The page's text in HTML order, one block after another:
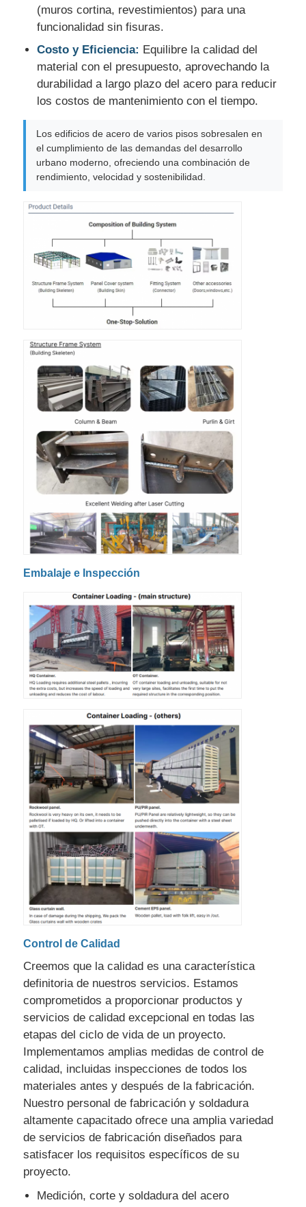
(muros cortina, revestimientos) para una
funcionalidad sin fisuras.
Costo y Eficiencia: Equilibre la calidad del
material con el presupuesto, aprovechando la
durabilidad a largo plazo del acero para reducir
los costos de mantenimiento con el tiempo.
Los edificios de acero de varios pisos sobresalen en
el cumplimiento de las demandas del desarrollo
urbano moderno, ofreciendo una combinación de
rendimiento, velocidad y sostenibilidad.
Embalaje e Inspección
Control de Calidad
Creemos que la calidad es una característica
definitoria de nuestros servicios. Estamos
comprometidos a proporcionar productos y
servicios de calidad excepcional en todas las
etapas del ciclo de vida de un proyecto.
Implementamos amplias medidas de control de
calidad, incluidas inspecciones de todos los
materiales antes y después de la fabricación.
Nuestro personal de fabricación y soldadura
altamente capacitado ofrece una amplia variedad
de servicios de fabricación diseñados para
satisfacer los requisitos específicos de su
proyecto.
Medición, corte y soldadura del acero